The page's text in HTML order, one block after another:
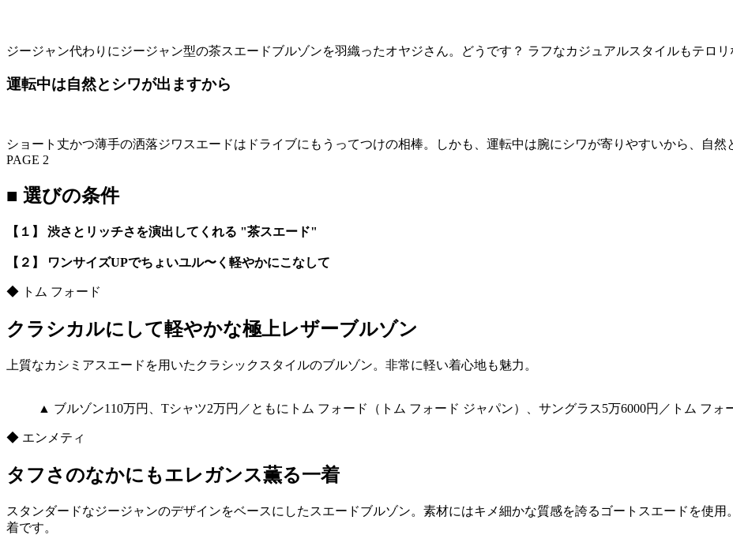
ジージャン代わりにジージャン型の茶スエードブルゾンを羽織ったオヤジさん。どうです？ ラフなカジュアルスタイルもテロ
運転中は自然とシワが出ますから
ショート丈かつ薄手の洒落ジワスエードはドライブにもうってつけの相棒。しかも、運転中は腕にシワが寄りやすいから、自然
PAGE 2
■ 選びの条件
【１】 渋さとリッチさを演出してくれる "茶スエード"
【２】 ワンサイズUPでちょいユル〜く軽やかにこなして
◆ トム フォード
クラシカルにして軽やかな極上レザーブルゾン
上質なカシミアスエードを用いたクラシックスタイルのブルゾン。非常に軽い着心地も魅力。
▲ ブルゾン110万円、Tシャツ2万円／ともにトム フォード（トム フォード ジャパン）、サングラス5万6000円／トム フォ
◆ エンメティ
タフさのなかにもエレガンス薫る一着
スタンダードなジージャンのデザインをベースにしたスエードブルゾン。素材にはキメ細かな質感を誇るゴートスエードを使
着です。